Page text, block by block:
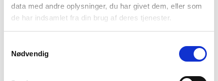
data med andre oplysninger, du har givet dem, eller som
de har indsamlet fra din brug af deres tjenester.
Nødvendig
20 - 49
20 - 49
200 - 499
200 - 499
500 - 999
500 - 999